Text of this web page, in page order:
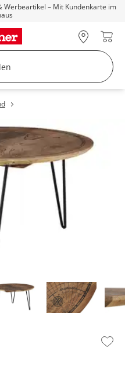
Werbeartikel – Mit Kundenkarte im